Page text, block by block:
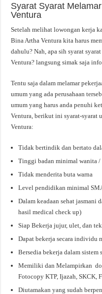
Syarat Syarat
Ventura
Setelah melihat lowongan kerja
Bina Artha Ventura kita harus
dahulu? Nah, apa sih syarat
Ventura? langsung simak saja
Tentu saja dalam melamar
umum yang ada perusahaan
umum yang harus anda penuhi
Ventura, berikut ini syarat-syarat
Ventura:
Tidak bertindik dan bertato
Tinggi badan minimal wanita /
Tidak menderita buta warna
Level pendidikan minimal
Dalam keadaan sehat jasmani
hasil medical check up)
Siap Bekerja jujur, ulet, dan
Dapat bekerja secara individu
Bersedia bekerja dalam
Memiliki dan Melampirkan
Fotocopy KTP, Ijazah, SKCK,
Diutamakan yang sudah